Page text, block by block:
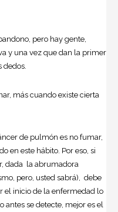
pero hay gente,
y una vez que dan la primer
dedos.
más cuando existe cierta
de pulmón es no fumar,
en este hábito. Por eso, si
dada la abrumadora
pero, usted sabrá), debe
el inicio de la enfermedad lo
antes se detecte, mejor es el